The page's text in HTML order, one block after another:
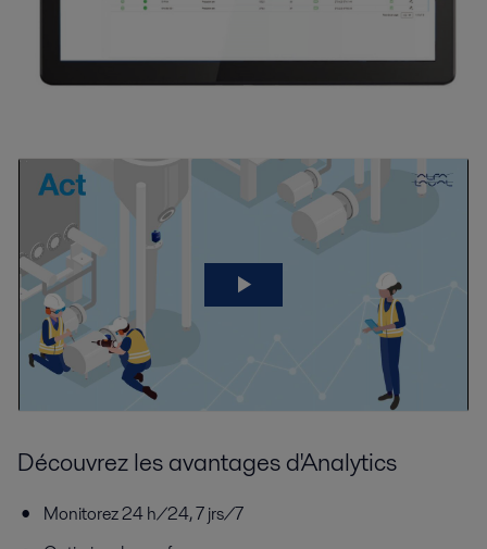
Découvrez les avantages d'Analytics
Monitorez 24 h/24, 7 jrs/7